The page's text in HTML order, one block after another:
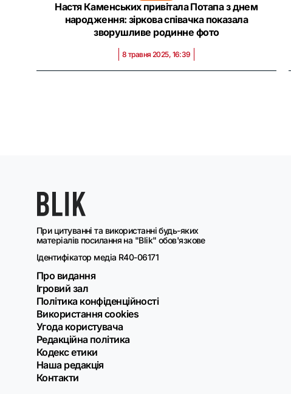
Настя Каменських привітала Потапа з днем
народження: зіркова співачка показала
зворушливе родинне фото
8 травня 2025, 16:39
При цитуванні та використанні будь-яких
матеріалів посилання на "Blik" обов'язкове
Ідентифікатор медіа R40-06171
Про видання
Ігровий зал
Політика конфіденційності
Використання cookies
Угода користувача
Редакційна політика
Кодекс етики
Наша редакція
Контакти